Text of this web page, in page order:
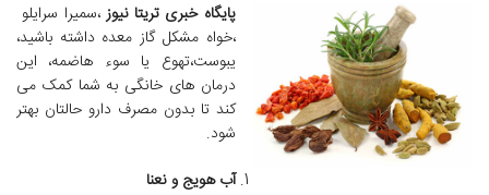
پایگاه خبری تریتا نیوز،سمیرا سرایلو
،خواه مشکل گاز معده داشته باشید،
یبوست،تهوع یا سوء هاضمه، این
درمان های خانگی به شما کمک می
کند تا بدون مصرف دارو حالتان بهتر
شود.
آب هویج و نعنا